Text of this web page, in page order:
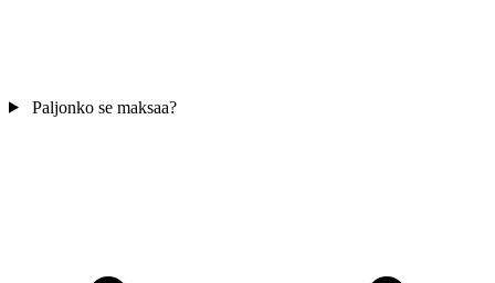
Paljonko se maksaa?